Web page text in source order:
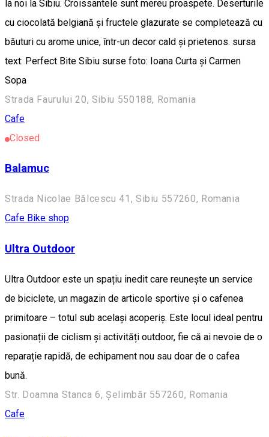
la noi la Sibiu. Croissantele sunt mereu proaspete. Deserturile
cu ciocolată belgiană și fructele glazurate se completează cu
băuturi cu arome unice, într-un decor cald și prietenos. sursa
text: Perfect Bite Sibiu surse foto: Ioana Curta și Carmen
Sopa
Strada Faurului 20, Sibiu 550188, Romania
Cafe
Closed
Balamuc
Strada Nicolae Bălcescu 41, Sibiu 557260, Romania
Cafe Bike shop
Ultra Outdoor
Ultra Outdoor este un spațiu inedit care reunește un service
de biciclete, un magazin de articole sportive și o cafenea
primitoare – totul sub același acoperiș. Este locul ideal pentru
pasionații de ciclism și activități outdoor, fie că ai nevoie de o
reparație rapidă, de echipament nou sau doar de o cafea
bună.
Str. Doamna Stanca 6, Șelimbăr 557260, Romania
Cafe